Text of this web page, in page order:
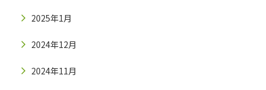
2025年1月
2024年12月
2024年11月